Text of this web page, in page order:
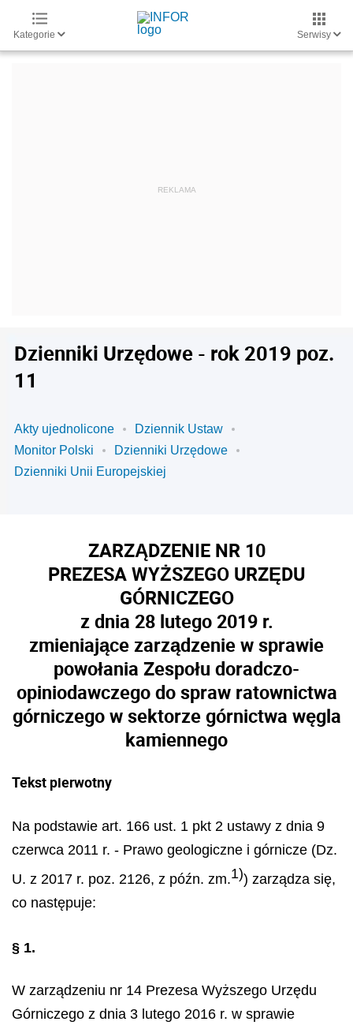
Kategorie Serwisy
Dzienniki Urzędowe - rok 2019 poz.
11
Akty ujednolicone
Dziennik Ustaw
Monitor Polski
Dzienniki Urzędowe
Dzienniki Unii Europejskiej
ZARZĄDZENIE NR 10
PREZESA WYŻSZEGO URZĘDU
GÓRNICZEGO
z dnia 28 lutego 2019 r.
zmieniające zarządzenie w sprawie
powołania Zespołu doradczo-
opiniodawczego do spraw ratownictwa
górniczego w sektorze górnictwa węgla
kamiennego
Tekst pierwotny
Na podstawie art. 166 ust. 1 pkt 2 ustawy z dnia 9
czerwca 2011 r. - Prawo geologiczne i górnicze (Dz.
U. z 2017 r. poz. 2126, z późn. zm.1)) zarządza się,
co następuje:
§ 1.
W zarządzeniu nr 14 Prezesa Wyższego Urzędu
Górniczego z dnia 3 lutego 2016 r. w sprawie